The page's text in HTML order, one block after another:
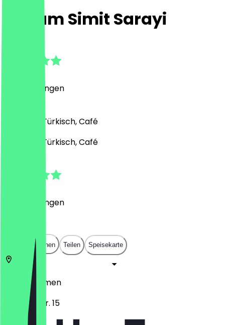
Doyum Simit Sarayi
Bewertungen
Bäckerei, Türkisch, Café
Bäckerei, Türkisch, Café
Bewertungen
In App öffnen Teilen Speisekarte
Bremen
Walliser Str. 15